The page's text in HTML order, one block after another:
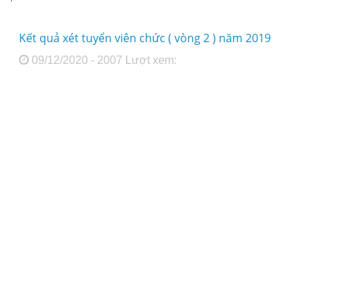
Kết quả xét tuyển viên chức ( vòng 2 ) năm 2019
09/12/2020 - 2007 Lượt xem: